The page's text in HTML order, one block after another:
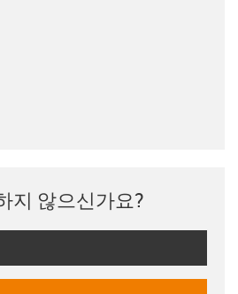
지 않으신가요?